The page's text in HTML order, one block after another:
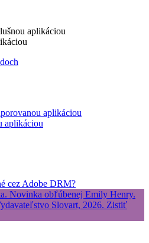
aplikáciou
aplikáciou
aplikáciou
cez Adobe DRM?